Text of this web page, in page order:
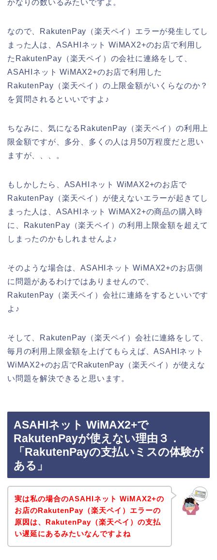
かなりの数いるみたいですよ。
なので、RakutenPay（楽天ペイ）エラーが発生してし
まった人は、ASAHIネット WiMAX2+のお店で利用し
たRakutenPay（楽天ペイ）の会社に連絡をして、
ASAHIネット WiMAX2+のお店で利用した
RakutenPay（楽天ペイ）の上限金額がいくらなのか？
を質問されるといいですよ♪
ちなみに、気になるRakutenPay（楽天ペイ）の利用上
限金額ですが、多分、多くの人は月50万程度だと思い
ますが、、、。
もしかしたら、ASAHIネット WiMAX2+のお店で
RakutenPay（楽天ペイ）が使えないエラーが起きてし
まった人は、ASAHIネット WiMAX2+の商品の購入時
に、RakutenPay（楽天ペイ）の利用上限金額を超えて
しまったのかもしれませんよ♪
そのような場合は、ASAHIネット WiMAX2+のお店側
に問題があるわけではありませんので、
RakutenPay（楽天ペイ）会社に連絡をするといいです
よ♪
そして、RakutenPay（楽天ペイ）会社に連絡をして、
毎月の利用上限金額を上げてもらえば、ASAHIネット
WiMAX2+のお店でRakutenPay（楽天ペイ）が使えな
い問題を解決できると思います。
ASAHIネット WiMAX2+で
RakutenPayが使えない理由３．
「RakutenPayの支払いミスの体験が
ある」
実は私の場合のASAHIネット WiMAX2+の
お店のRakutenPay（楽天ペイ）エラーの
原因は、RakutenPay（楽天ペイ）の支払
い遅延にあるみたいなんですよね